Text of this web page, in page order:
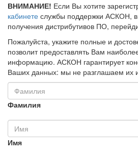
ВНИМАНИЕ! Если Вы хотите
кабинете службы поддержки АСКОН,
получения дистрибутивов ПО,
Пожалуйста, укажите полные и
позволит предоставлять Вам
информацию. АСКОН гарантирует
Ваших данных: мы не разглашаем их
Фамилия
Имя